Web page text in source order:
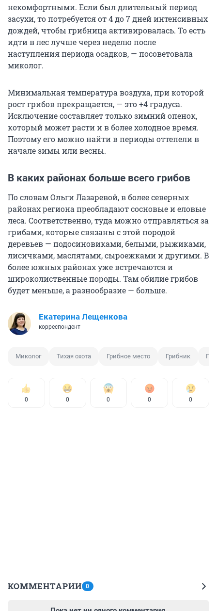
некомфортными. Если был длительный период
засухи, то потребуется от 4 до 7 дней интенсивных
дождей, чтобы грибница активировалась. То есть
идти в лес лучше через неделю после
наступления периода осадков, — посоветовала
миколог.
Минимальная температура воздуха, при которой
рост грибов прекращается, — это +4 градуса.
Исключение составляет только зимний опенок,
который может расти и в более холодное время.
Поэтому его можно найти в периоды оттепели в
начале зимы или весны.
В каких районах больше всего грибов
По словам Ольги Лазаревой, в более северных
районах региона преобладают сосновые и еловые
леса. Соответственно, туда можно отправляться за
грибами, которые связаны с этой породой
деревьев — подосиновиками, белыми, рыжиками,
лисичками, маслятами, сыроежками и другими. В
более южных районах уже встречаются и
широколиственные породы. Там обилие грибов
будет меньше, а разнообразие — больше.
Екатерина Лещенкова
корреспондент
Миколог Тихая охота Грибное место Грибник
0 0 0 0 0
КОММЕНТАРИИ 0